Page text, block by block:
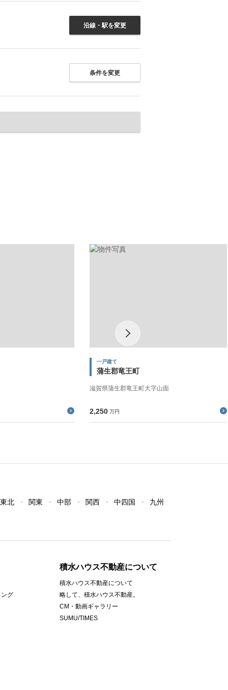
沿線・駅を変更
条件を変更
一戸建て
蒲生郡竜王町
滋賀県蒲生郡竜王町大字山面
2,250 万円
東北 関東 中部 関西 中四国 九州
グ
積水ハウス不動産について
積水ハウス不動産について
略して、積水ハウス不動産。
CM・動画ギャラリー
SUMU/TIMES